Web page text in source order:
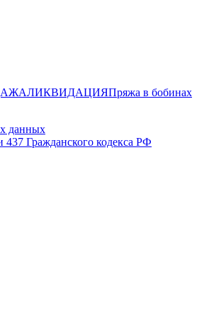
ЛИКВИДАЦИЯПряжа в бобинах
данных
437 Гражданского кодекса РФ